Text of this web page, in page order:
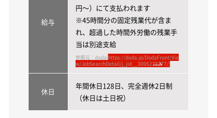
給与
円～）にて支払われます
※45時間分の固定残業代が含ま
れ、超過した時間外労働の残業手
当は別途支給
参照元：doda(https://doda.jp/DodaFront/Vie
w/JobSearchDetail/j_jid__3006238377/)
休日
年間休日128日、完全週休2日制
（休日は土日祝）